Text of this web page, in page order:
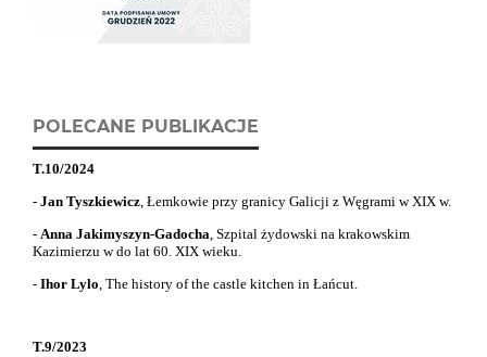
POLECANE PUBLIKACJE
T.10/2024
- Jan Tyszkiewicz, Łemkowie przy granicy Galicji z Węgrami w XIX w.
- Anna Jakimyszyn-Gadocha, Szpital żydowski na krakowskim
Kazimierzu w do lat 60. XIX wieku.
- Ihor Lylo, The history of the castle kitchen in Łańcut.
T.9/2023